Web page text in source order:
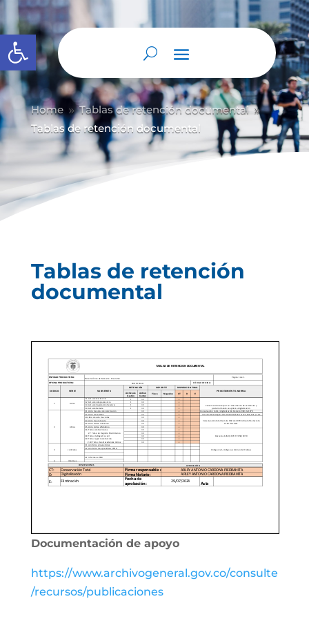
Abrir barra de herramientas
Home 9 Tablas de retención documental 9
Tablas de retención documental
Tablas de retención
documental
Documentación de apoyo
https://www.archivogeneral.gov.co/consulte
/recursos/publicaciones